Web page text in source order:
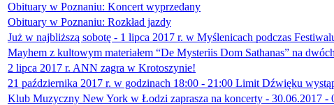
Obituary w Poznaniu: Koncert wyprzedany
Obituary w Poznaniu: Rozkład jazdy
Już w najbliższą sobotę - 1 lipca 2017 r. w Myślenicach podczas
Mayhem z kultowym materiałem “De Mysteriis Dom Sathanas” na
2 lipca 2017 r. ANN zagra w Krotoszynie!
21 października 2017 r. w godzinach 18:00 - 21:00 Limit Dźwięku
Klub Muzyczny New York w Łodzi zaprasza na koncerty - 30.06.2017 -